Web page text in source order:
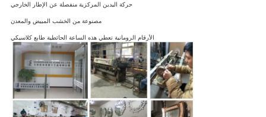
حركة اليدين المركزية منفصلة عن الإطار الخارجي
مصنوعة من الخشب المبيض والمعدن
الأرقام الرومانية تعطي هذه الساعة الحائطية طابع كلاسيكي